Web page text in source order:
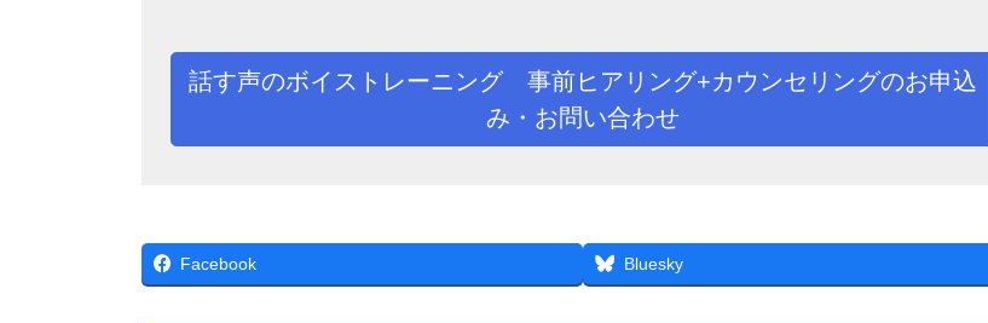
話す声のボイストレーニング 事前ヒアリング+カウンセリングのお申込
み・お問い合わせ
Facebook Bluesky